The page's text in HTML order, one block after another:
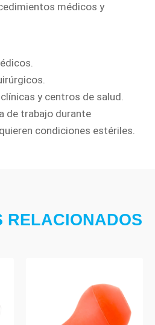
médicos y
y centros de salud.
de trabajo durante
condiciones estériles.
RELACIONADOS